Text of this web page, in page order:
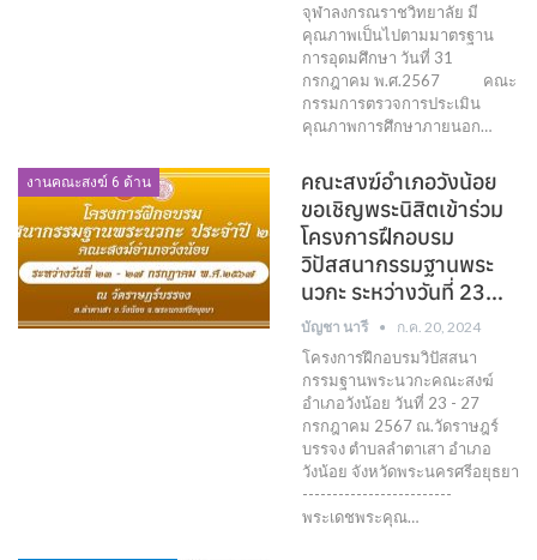
จุฬาลงกรณราชวิทยาลัย มี
คุณภาพเป็นไปตามมาตรฐาน
การอุดมศึกษา วันที่ 31
กรกฎาคม พ.ศ.2567 คณะ
กรรมการตรวจการประเมิน
คุณภาพการศึกษาภายนอก…
งานคณะสงฆ์ 6 ด้าน
คณะสงฆ์อำเภอวังน้อย
ขอเชิญพระนิสิตเข้าร่วม
โครงการฝึกอบรม
วิปัสสนากรรมฐานพระ
นวกะ ระหว่างวันที่ 23…
บัญชา นารี ก.ค. 20, 2024
โครงการฝึกอบรมวิปัสสนา
กรรมฐานพระนวกะคณะสงฆ์
อำเภอวังน้อย วันที่ 23 - 27
กรกฎาคม 2567 ณ.วัดราษฎร์
บรรจง ตำบลลำตาเสา อำเภอ
วังน้อย จังหวัดพระนครศรีอยุธยา
-------------------------
พระเดชพระคุณ…